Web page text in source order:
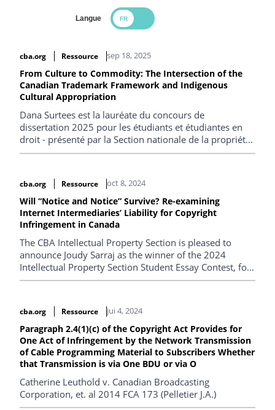
Langue
cba.org
Ressource sep 18, 2025
From Culture to Commodity: The Intersection of the
Canadian Trademark Framework and Indigenous
Cultural Appropriation
Dana Surtees est la lauréate du concours de
dissertation 2025 pour les étudiants et étudiantes en
droit - présenté par la Section nationale de la propriété
intellectuelle de l’ABC . ( uniquement en anglais)
cba.org Ressource oct 8, 2024
Will “Notice and Notice” Survive? Re-examining
Internet Intermediaries’ Liability for Copyright
Infringement in Canada
The CBA Intellectual Property Section is pleased to
announce Joudy Sarraj as the winner of the 2024
Intellectual Property Section Student Essay Contest, for
her paper entitled "Will “Notice and Notice” Survive? Re-
Copyright Infringement in Canada".
cba.org Ressource jui 4, 2024
Paragraph 2.4(1)(c) of the Copyright Act Provides for
One Act of Infringement by the Network Transmission
of Cable Programming Material to Subscribers Whether
that Transmission is via One BDU or via O
Catherine Leuthold v. Canadian Broadcasting
Corporation, et. al 2014 FCA 173 (Pelletier J.A.)